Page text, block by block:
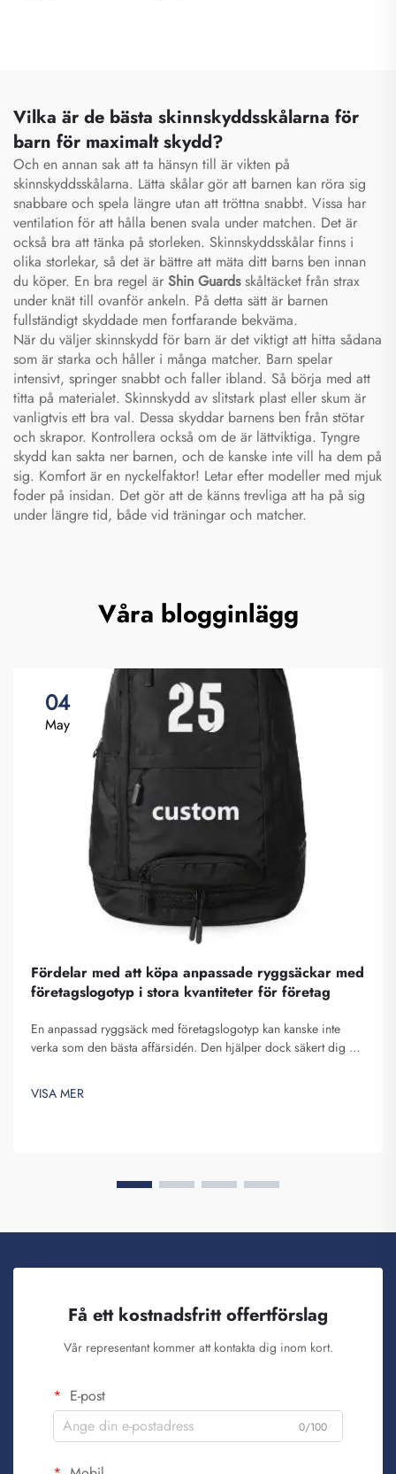
underben
Vilka är de bästa skinnskyddsskålarna för
barn för maximalt skydd?
Och en annan sak att ta hänsyn till är vikten på
skinnskyddsskålarna. Lätta skålar gör att barnen kan röra sig
snabbare och spela längre utan att tröttna snabbt. Vissa har
ventilation för att hålla benen svala under matchen. Det är
också bra att tänka på storleken. Skinnskyddsskålar finns i
olika storlekar, så det är bättre att mäta ditt barns ben innan
du köper. En bra regel är Shin Guardsskåltäcket från strax
under knät till ovanför ankeln. På detta sätt är barnen
fullständigt skyddade men fortfarande bekväma.
När du väljer skinnskydd för barn är det viktigt att hitta sådana
som är starka och håller i många matcher. Barn spelar
intensivt, springer snabbt och faller ibland. Så börja med att
titta på materialet. Skinnskydd av slitstark plast eller skum är
vanligtvis ett bra val. Dessa skyddar barnens ben från stötar
och skrapor. Kontrollera också om de är lättviktiga. Tyngre
skydd kan sakta ner barnen, och de kanske inte vill ha dem på
sig. Komfort är en nyckelfaktor! Letar efter modeller med mjuk
foder på insidan. Det gör att de känns trevliga att ha på sig
under längre tid, både vid träningar och matcher.
Våra blogginlägg
04
May
Fördelar med att köpa anpassade ryggsäckar med
företagslogotyp i stora kvantiteter för företag
En anpassad ryggsäck med företagslogotyp kan kanske inte
verka som den bästa affärsidén. Den hjälper dock säkert dig att
som beställer dessa i stora kvantiteter och tillhandahåller dem
för att skapa varumärkesmedvetenhet. Du vet, när ...
VISA MER
Få ett kostnadsfritt offertförslag
Vår representant kommer att kontakta dig inom kort.
E-post
0/100